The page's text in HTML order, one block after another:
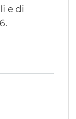
e di